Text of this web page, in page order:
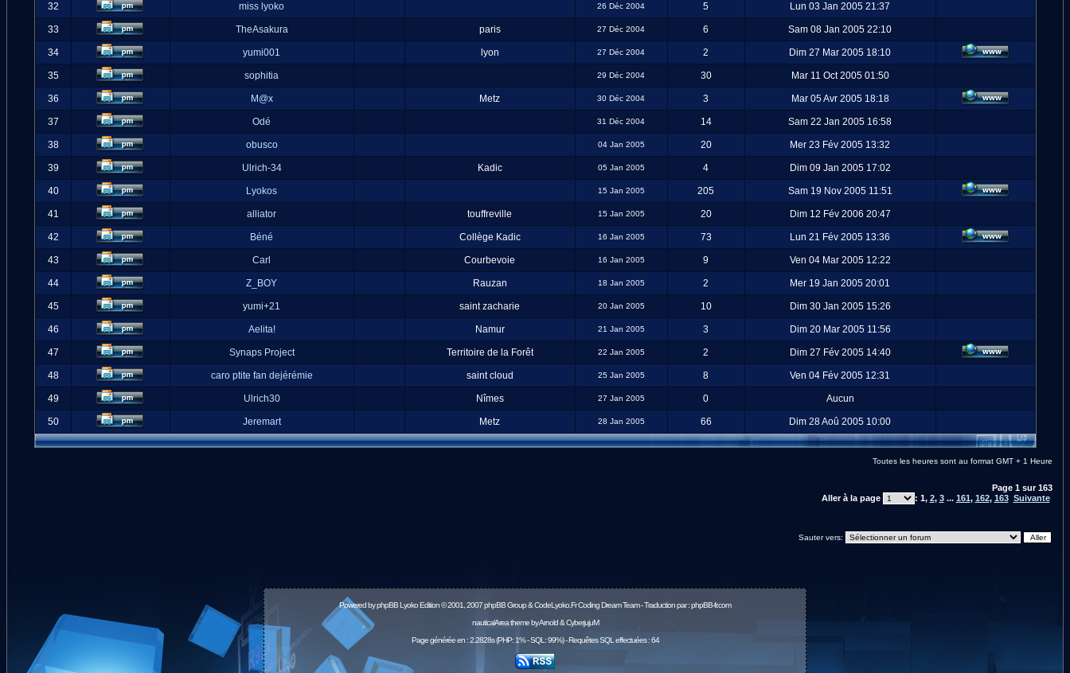
32 miss lyoko 26 Déc 2004 5 Lun 03 Jan 2005 21:37
33 TheAsakura paris 27 Déc 2004 6 Sam 08 Jan 2005 22:10
34 yumi001 lyon 27 Déc 2004 2 Dim 27 Mar 2005 18:10
35 sophitia 29 Déc 2004 30 Mar 11 Oct 2005 01:50
36 M@x Metz 30 Déc 2004 3 Mar 05 Avr 2005 18:18
37 Odé 31 Déc 2004 14 Sam 22 Jan 2005 16:58
38 obusco 04 Jan 2005 20 Mer 23 Fév 2005 13:32
39 Ulrich-34 Kadic 05 Jan 2005 4 Dim 09 Jan 2005 17:02
40 Lyokos 15 Jan 2005 205 Sam 19 Nov 2005 11:51
41 alliator touffreville 15 Jan 2005 20 Dim 12 Fév 2006 20:47
42 Béné Collège Kadic 16 Jan 2005 73 Lun 21 Fév 2005 13:36
43 Carl Courbevoie 16 Jan 2005 9 Ven 04 Mar 2005 12:22
44 Z_BOY Rauzan 18 Jan 2005 2 Mer 19 Jan 2005 20:01
45 yumi+21 saint zacharie 20 Jan 2005 10 Dim 30 Jan 2005 15:26
46 Aelita! Namur 21 Jan 2005 3 Dim 20 Mar 2005 11:56
47 Synaps Project Territoire de la Forêt 22 Jan 2005 2 Dim 27 Fév 2005 14:40
48 caro ptite fan dejérémie saint cloud 25 Jan 2005 8 Ven 04 Fév 2005 12:31
49 Ulrich30 Nîmes 27 Jan 2005 0 Aucun
50 Jeremart Metz 28 Jan 2005 66 Dim 28 Aoû 2005 10:00
Toutes les heures sont au format GMT + 1 Heure
Page 1sur163
Aller à la page
: 1, 2, 3... 161, 162, 163 Suivante
Sauter vers:
Powered byphpBBLyoko Edition © 2001, 2007 phpBB Group & CodeLyoko.Fr Coding Dream Team - Traduction par :phpBB-fr.com
nauticalArea theme by Arnold & CyberjujuM
Page générée en : 2.2828s (PHP: 1% - SQL: 99%) - Requêtes SQL effectuées : 64